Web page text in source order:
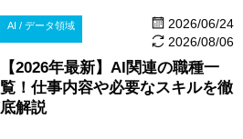
AI / データ領域
2026/06/24
2026/08/06
【2026年最新】AI関連の職種一
覧！仕事内容や必要なスキルを徹
底解説